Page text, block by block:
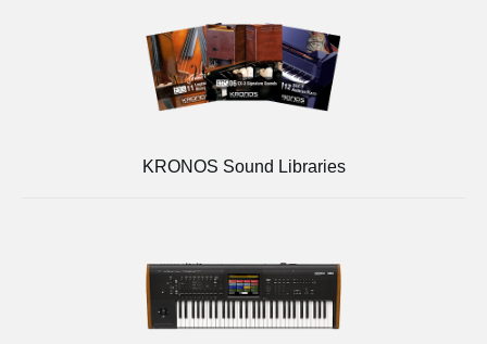
KRONOS Sound Libraries